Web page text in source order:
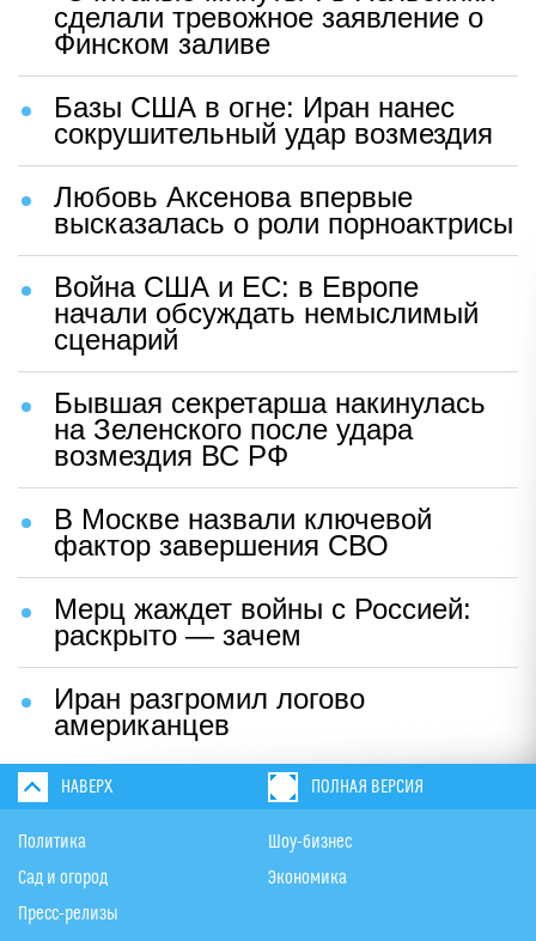
сделали тревожное заявление о
Финском заливе
Базы США в огне: Иран нанес
сокрушительный удар возмездия
Любовь Аксенова впервые
высказалась о роли порноактрисы
Война США и ЕС: в Европе
начали обсуждать немыслимый
сценарий
Бывшая секретарша накинулась
на Зеленского после удара
возмездия ВС РФ
В Москве назвали ключевой
фактор завершения СВО
Мерц жаждет войны с Россией:
раскрыто — зачем
Иран разгромил логово
американцев
НАВЕРХ ПОЛНАЯ ВЕРСИЯ
Политика
Сад и огород
Пресс-релизы
Шоу-бизнес
Экономика